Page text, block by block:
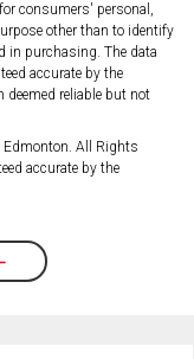
consumers' personal,
other than to identify
in purchasing. The data
accurate by the
reliable but not
Edmonton. All Rights
accurate by the